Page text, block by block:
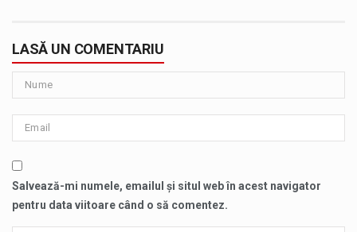
LASĂ UN COMENTARIU
Salvează-mi numele, emailul și situl web în acest navigator
pentru data viitoare când o să comentez.